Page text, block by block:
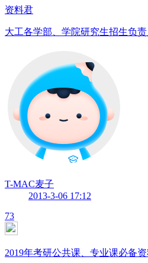
资料君
大工各学部、学院研究生招生负
T-MAC麦子
2013-3-06 17:12
73
2019年考研公共课、专业课必备